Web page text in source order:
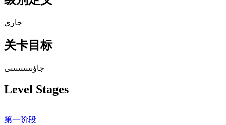
جارى
关卡目标
جاؤىىىىىىىىىى
Level Stages
第一阶段